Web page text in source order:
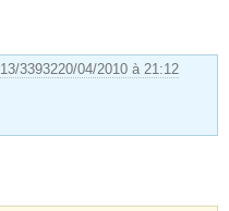
13/3393220/04/2010 à 21:12